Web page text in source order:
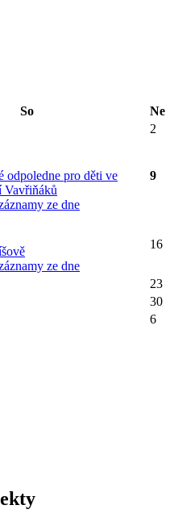
So
Ne
2
odpoledne pro děti ve
Vavřiňáků
ze dne
9
ze dne
16
23
30
6